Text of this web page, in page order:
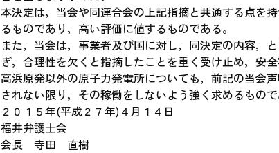
本決定は，当会や同連合会の上記指摘と共通する点を
るものであり，高い評価に値するものである。
また，当会は，事業者及び国に対し，同決定の内容，
ぎ，合理性を欠くと指摘したことを重く受け止め，安
高浜原発以外の原子力発電所についても，前記の当会
されない限り，その稼働をしないよう強く求めるもので
２０１５年(平成２７年)４月１４日
福井弁護士会
会長 寺田 直樹